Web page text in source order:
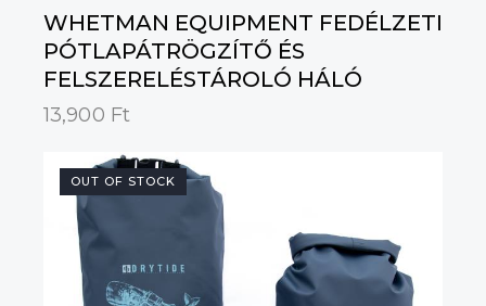
WHETMAN EQUIPMENT FEDÉLZETI
PÓTLAPÁTRÖGZÍTŐ ÉS
FELSZERELÉSTÁROLÓ HÁLÓ
13,900 Ft
OUT OF STOCK